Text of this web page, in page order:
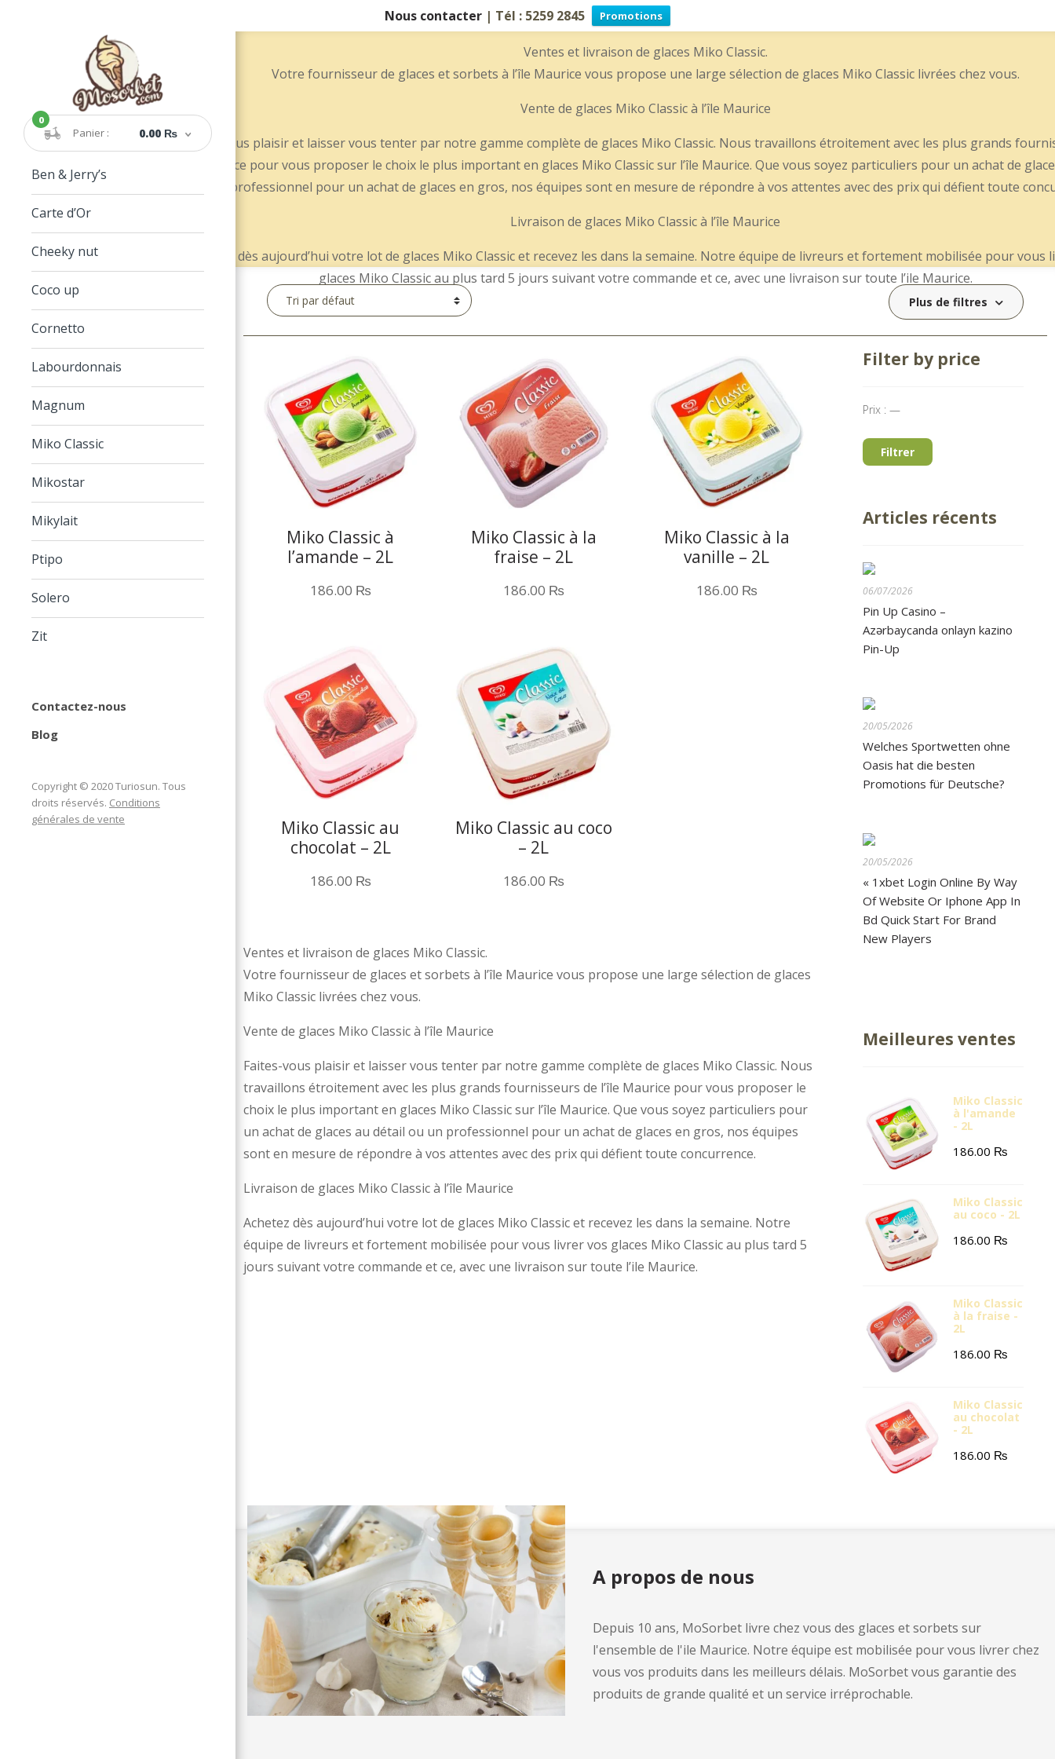
Nous contacter | Tél : 5259 2845 Promotions
Panier : 0.00 ₨
0
Ben & Jerry’s
Carte d’Or
Cheeky nut
Coco up
Cornetto
Labourdonnais
Magnum
Miko Classic
Mikostar
Mikylait
Ptipo
Solero
Zit
Contactez-nous
Blog
Copyright © 2020 Turiosun. Tous
droits réservés. Conditions
générales de vente
Ventes et livraison de glaces Miko Classic.
Votre fournisseur de glaces et sorbets à l’île Maurice vous propose une large sélection de glaces Miko Classic livrées chez vous.
Vente de glaces Miko Classic à l’île Maurice
Faites-vous plaisir et laisser vous tenter par notre gamme complète de glaces Miko Classic. Nous travaillons étroitement avec les plus grands
l’île Maurice pour vous proposer le choix le plus important en glaces Miko Classic sur l’île Maurice. Que vous soyez particuliers pour un achat de
ou un professionnel pour un achat de glaces en gros, nos équipes sont en mesure de répondre à vos attentes avec des prix qui défient toute
Livraison de glaces Miko Classic à l’île Maurice
Achetez dès aujourd’hui votre lot de glaces Miko Classic et recevez les dans la semaine. Notre équipe de livreurs et fortement mobilisée pour vous
glaces Miko Classic au plus tard 5 jours suivant votre commande et ce, avec une livraison sur toute l’ile Maurice.
Plus de filtres
Miko Classic à
l’amande – 2L
186.00 ₨
Miko Classic à la
fraise – 2L
186.00 ₨
Miko Classic à la
vanille – 2L
186.00 ₨
Miko Classic au
chocolat – 2L
186.00 ₨
Miko Classic au coco
– 2L
186.00 ₨
Ventes et livraison de glaces Miko Classic.
Votre fournisseur de glaces et sorbets à l’île Maurice vous propose une large sélection de glaces
Miko Classic livrées chez vous.
Vente de glaces Miko Classic à l’île Maurice
Faites-vous plaisir et laisser vous tenter par notre gamme complète de glaces Miko Classic. Nous
travaillons étroitement avec les plus grands fournisseurs de l’île Maurice pour vous proposer le
choix le plus important en glaces Miko Classic sur l’île Maurice. Que vous soyez particuliers pour
un achat de glaces au détail ou un professionnel pour un achat de glaces en gros, nos équipes
sont en mesure de répondre à vos attentes avec des prix qui défient toute concurrence.
Livraison de glaces Miko Classic à l’île Maurice
Achetez dès aujourd’hui votre lot de glaces Miko Classic et recevez les dans la semaine. Notre
équipe de livreurs et fortement mobilisée pour vous livrer vos glaces Miko Classic au plus tard 5
jours suivant votre commande et ce, avec une livraison sur toute l’ile Maurice.
Filter by price
Filtrer
Prix : —
Articles récents
06/07/2026
Pin Up Casino –
Azərbaycanda onlayn kazino
Pin-Up
20/05/2026
Welches Sportwetten ohne
Oasis hat die besten
Promotions für Deutsche?
20/05/2026
« 1xbet Login Online By Way
Of Website Or Iphone App In
Bd Quick Start For Brand
New Players
Meilleures ventes
Miko Classic
à l'amande
- 2L
186.00 ₨
Miko Classic
au coco - 2L
186.00 ₨
Miko Classic
à la fraise -
2L
186.00 ₨
Miko Classic
au chocolat
- 2L
186.00 ₨
A propos de nous
Depuis 10 ans, MoSorbet livre chez vous des glaces et sorbets sur
l'ensemble de l'ile Maurice. Notre équipe est mobilisée pour vous livrer chez
vous vos produits dans les meilleurs délais. MoSorbet vous garantie des
produits de grande qualité et un service irréprochable.